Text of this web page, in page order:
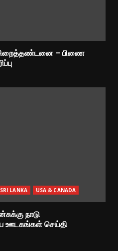
சிறைத்தண்டனை – பிணை
SRI LANKA USA & CANADA
நாடு
ஊடகங்கள் செய்தி